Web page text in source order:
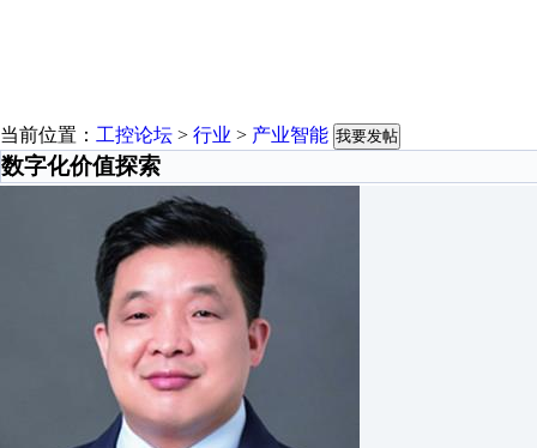
当前位置： 工控论坛 > 行业 > 产业智能 我要发帖
数字化价值探索